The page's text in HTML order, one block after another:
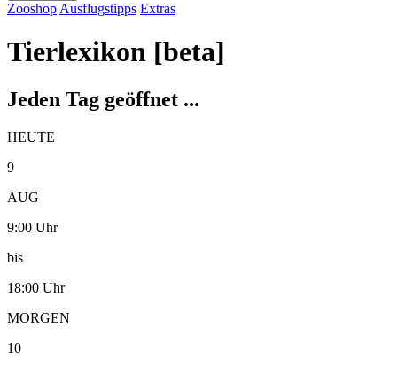
Zooshop Ausflugstipps Extras
Tierlexikon [beta]
Jeden Tag geöffnet ...
HEUTE
9
AUG
9:00 Uhr
bis
18:00 Uhr
MORGEN
10